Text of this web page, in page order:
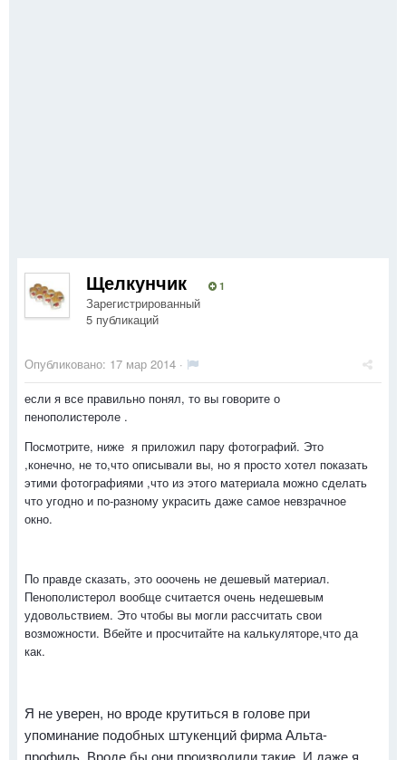
Щелкунчик 1
Зарегистрированный
5 публикаций
Опубликовано: 17 мар 2014 ·
если я все правильно понял, то вы говорите о
пенополистероле .
Посмотрите, ниже я приложил пару фотографий. Это
,конечно, не то,что описывали вы, но я просто хотел показать
этими фотографиями ,что из этого материала можно сделать
что угодно и по-разному украсить даже самое невзрачное
окно.
По правде сказать, это ооочень не дешевый материал.
Пенополистерол вообще считается очень недешевым
удовольствием. Это чтобы вы могли рассчитать свои
возможности. Вбейте и просчитайте на калькуляторе,что да
как.
Я не уверен, но вроде крутиться в голове при
упоминание подобных штукенций фирма Альта-
профиль. Вроде бы они производили такие. И даже я